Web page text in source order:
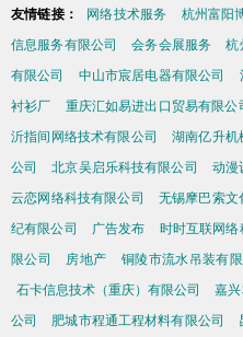
友情链接： 网络技术服务 杭州富阳
信息服务有限公司
会务会展服务 杭
有限公司
中山市宸居电器有限公司
衬衫厂
重庆汇如易进出口贸易有限公
沂指间网络技术有限公司
湖南亿升机
公司
北京吴启乐科技有限公司 动漫
云恋网络科技有限公司
无锡摩巴索文
纪有限公司
广告发布 时时互联网络
限公司
房地产 铜陵市流水吊装有
石卡信息技术（重庆）有限公司
嘉
公司
肥城市程通工程材料有限公司